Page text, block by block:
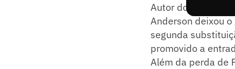
Autor do gol de
Anderson deixou
segunda
promovido a
Além da perda de